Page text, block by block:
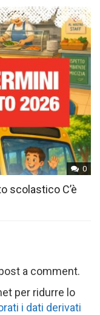
0
scolastico C’è
a comment.
per ridurre lo
i dati derivati